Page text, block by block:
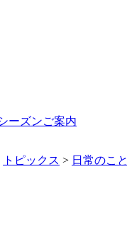
ーズンご案内
トピックス > 日常のこと